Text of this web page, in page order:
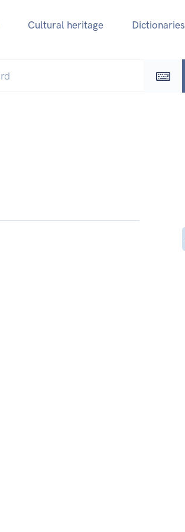
Cultural heritage Dictionaries